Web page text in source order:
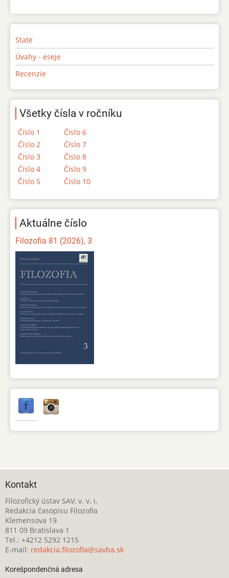
State
Úvahy - eseje
Recenzie
Všetky čísla v ročníku
Číslo 1
Číslo 2
Číslo 3
Číslo 4
Číslo 5
Číslo 6
Číslo 7
Číslo 8
Číslo 9
Číslo 10
Aktuálne číslo
Filozofia 81 (2026), 3
Kontakt
Filozofický ústav SAV, v. v. i.
Redakcia časopisu Filozofia
Klemensova 19
811 09 Bratislava 1
Tel.: +4212 5292 1215
E-mail: redakcia.filozofia@savba.sk
Korešpondenčná adresa